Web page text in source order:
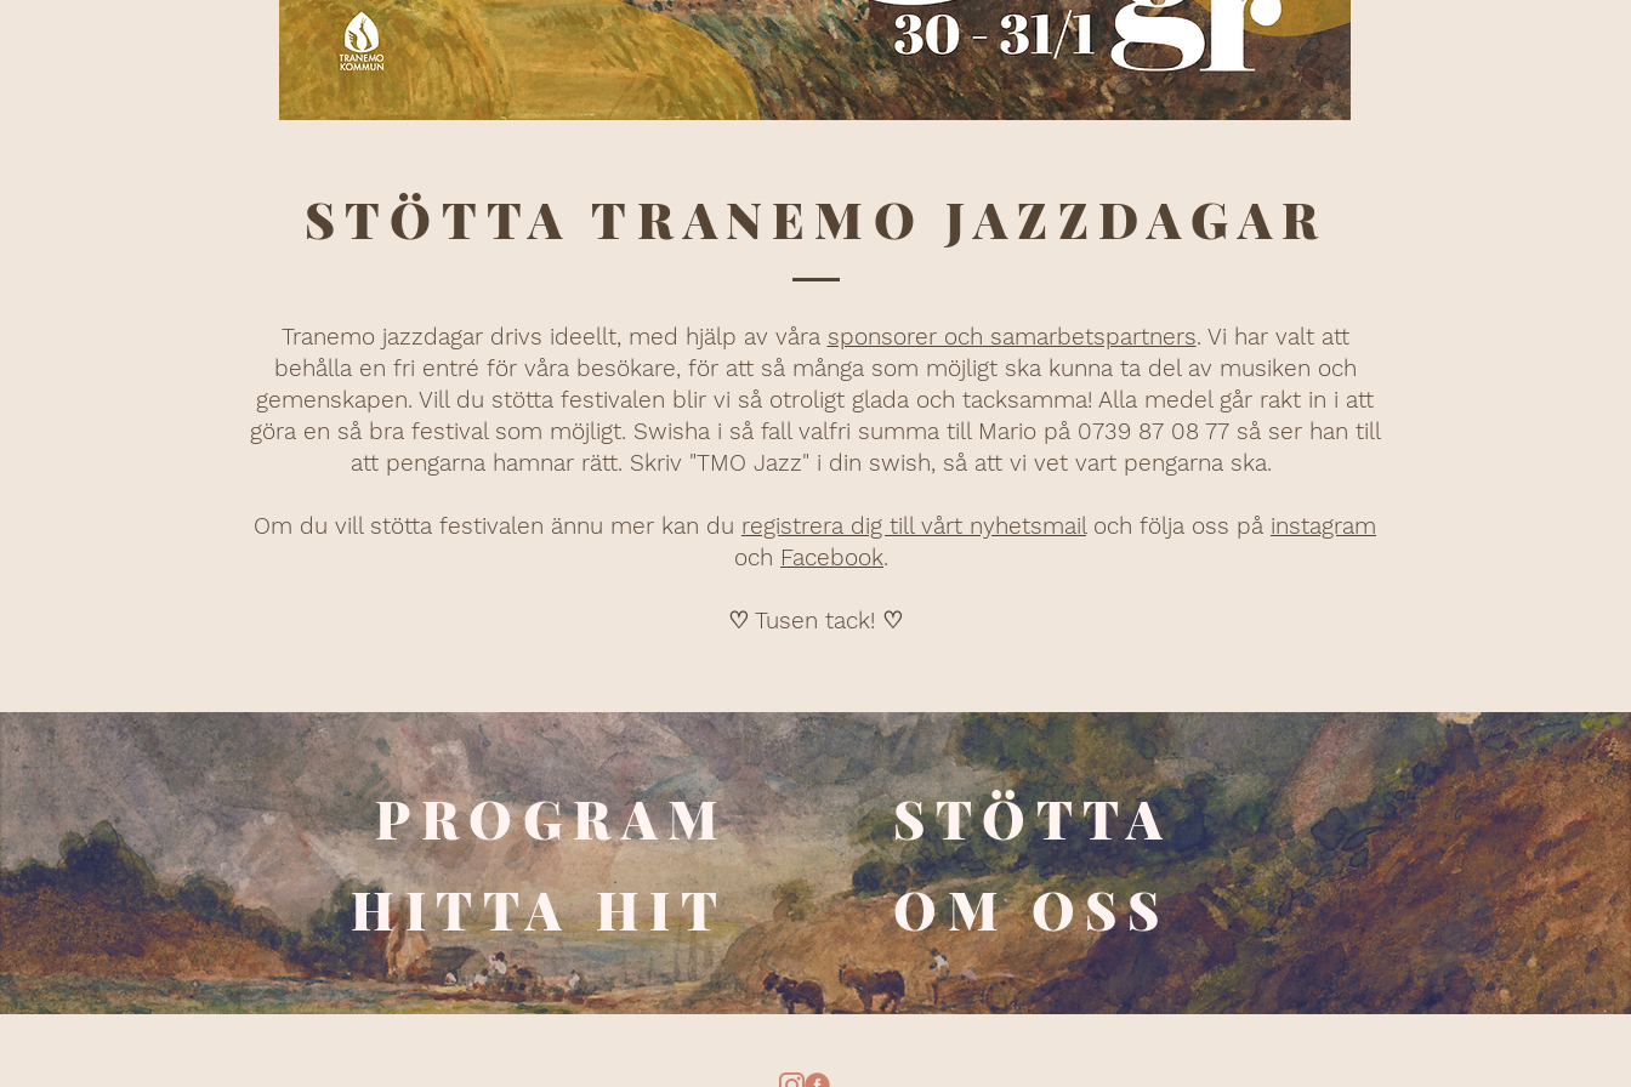
STÖTTA TRANEMO JAZZDAGAR
Tranemo jazzdagar drivs ideellt, med hjälp av våra sponsorer och samarbetspartners. Vi har valt att
behålla en fri entré för våra besökare, för att så många som möjligt ska kunna ta del av musiken och
gemenskapen. Vill du stötta festivalen blir vi så otroligt glada och tacksamma! Alla medel går rakt in i att
göra en så bra festival som möjligt. Swisha i så fall valfri summa till Mario på 0739 87 08 77 så ser han till
att pengarna hamnar rätt. Skriv "TMO Jazz" i din swish, så att vi vet vart pengarna ska.
Om du vill stötta festivalen ännu mer kan du registrera dig till vårt nyhetsmailoch följa oss på instagram
och Facebook.
♡ Tusen tack! ♡
PROGRAM
HITTAHIT
STÖTTA
OM OSS